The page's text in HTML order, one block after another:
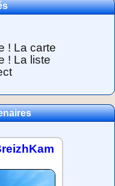
! La carte
! La liste